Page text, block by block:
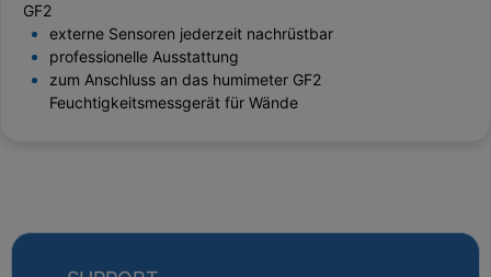
GF2
externe Sensoren jederzeit nachrüstbar
professionelle Ausstattung
zum Anschluss an das humimeter GF2
Feuchtigkeitsmessgerät für Wände